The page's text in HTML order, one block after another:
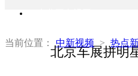
当前位置： 中新视频 > 热点
北京车展拼明